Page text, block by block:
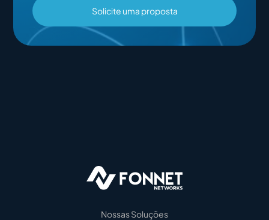
Solicite uma proposta
Nossas Soluções